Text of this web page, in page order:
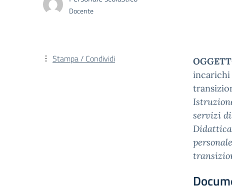
Docente
incarichi
servizi
Stampa / Condividi